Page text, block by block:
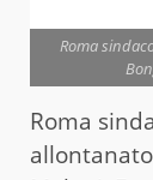
Roma
Roma